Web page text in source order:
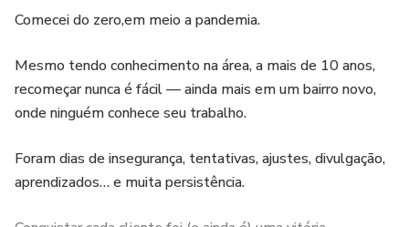
Comecei do zero,em meio a pandemia.
Mesmo tendo conhecimento na área, a mais de 10 anos,
recomeçar nunca é fácil — ainda mais em um bairro novo,
onde ninguém conhece seu trabalho.
Foram dias de insegurança, tentativas, ajustes, divulgação,
aprendizados… e muita persistência.